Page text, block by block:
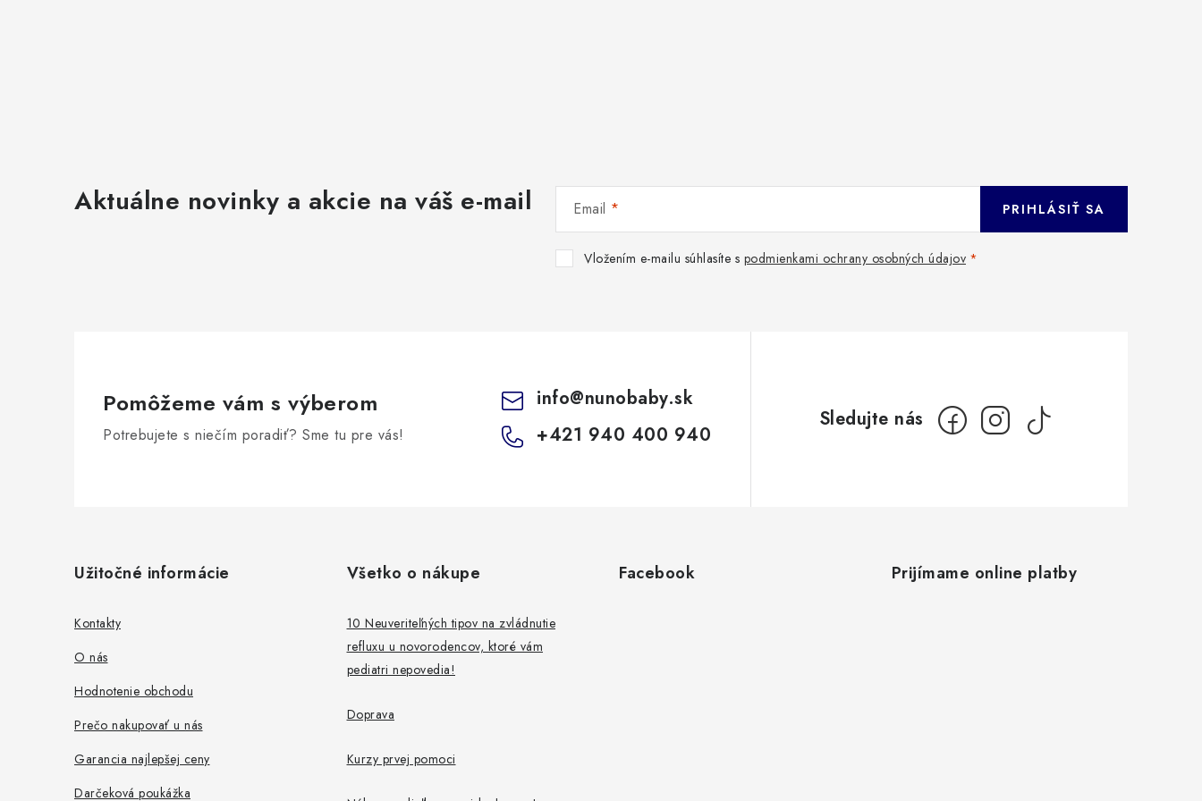
Aktuálne novinky a akcie na váš e-mail Email
Vložením e-mailu súhlasíte s podmienkami ochrany osobných údajov
PRIHLÁSIŤ SA
Pomôžeme vám s výberom
Potrebujete s niečím poradiť? Sme tu pre vás!
info@nunobaby.sk
+421 940 400 940
Užitočné informácie
Kontakty
O nás
Hodnotenie obchodu
Prečo nakupovať u nás
Garancia najlepšej ceny
Darčeková poukážka
Všetko o nákupe
10 Neuveriteľných tipov na zvládnutie
refluxu u novorodencov, ktoré vám
pediatri nepovedia!
Doprava
Kurzy prvej pomoci
Facebook Prijímame online platby